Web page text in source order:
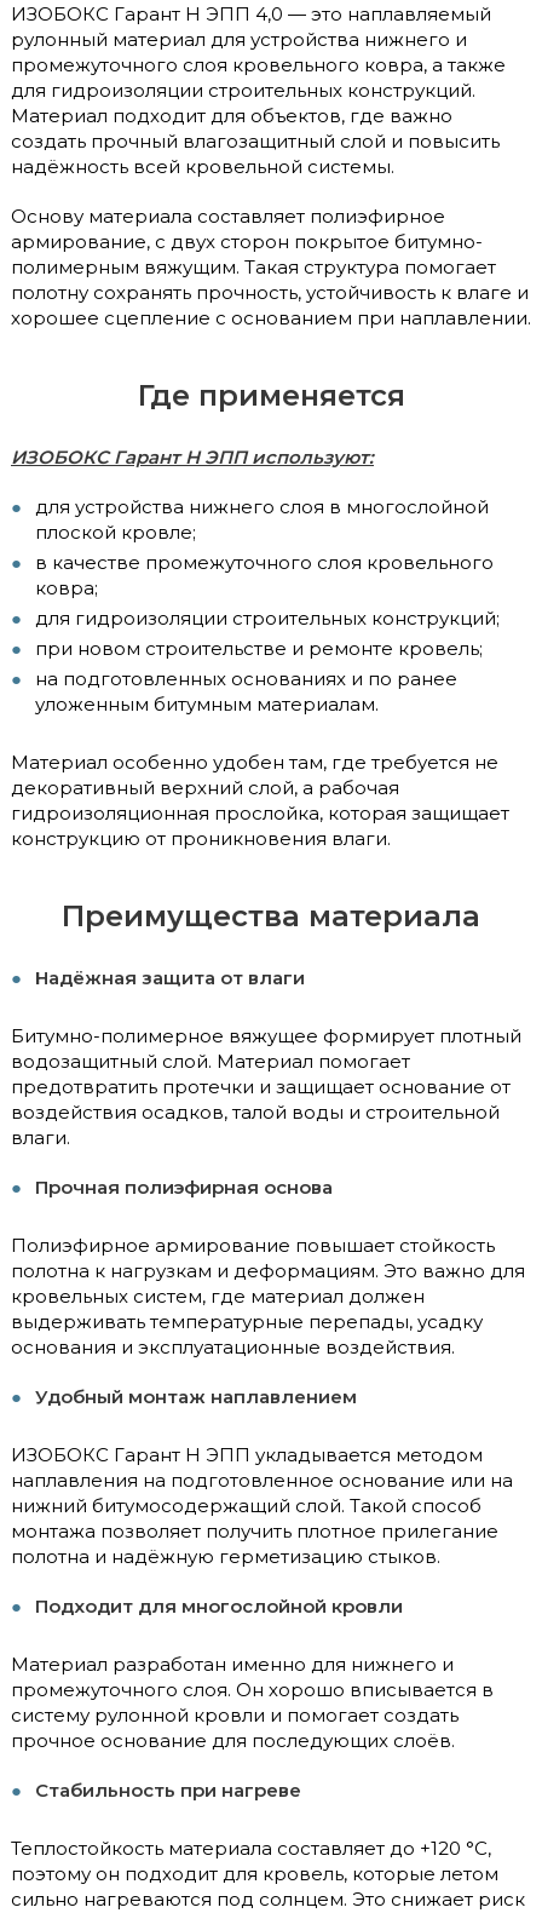
ИЗОБОКС Гарант Н ЭПП 4,0 — это наплавляемый
рулонный материал для устройства нижнего и
промежуточного слоя кровельного ковра, а также
для гидроизоляции строительных конструкций.
Материал подходит для объектов, где важно
создать прочный влагозащитный слой и повысить
надёжность всей кровельной системы.
Основу материала составляет полиэфирное
армирование, с двух сторон покрытое битумно-
полимерным вяжущим. Такая структура помогает
полотну сохранять прочность, устойчивость к влаге и
хорошее сцепление с основанием при наплавлении.
Где применяется
ИЗОБОКС Гарант Н ЭПП используют:
для устройства нижнего слоя в многослойной
плоской кровле;
в качестве промежуточного слоя кровельного
ковра;
для гидроизоляции строительных конструкций;
при новом строительстве и ремонте кровель;
на подготовленных основаниях и по ранее
уложенным битумным материалам.
Материал особенно удобен там, где требуется не
декоративный верхний слой, а рабочая
гидроизоляционная прослойка, которая защищает
конструкцию от проникновения влаги.
Преимущества материала
Надёжная защита от влаги
Битумно-полимерное вяжущее формирует плотный
водозащитный слой. Материал помогает
предотвратить протечки и защищает основание от
воздействия осадков, талой воды и строительной
влаги.
Прочная полиэфирная основа
Полиэфирное армирование повышает стойкость
полотна к нагрузкам и деформациям. Это важно для
кровельных систем, где материал должен
выдерживать температурные перепады, усадку
основания и эксплуатационные воздействия.
Удобный монтаж наплавлением
ИЗОБОКС Гарант Н ЭПП укладывается методом
наплавления на подготовленное основание или на
нижний битумосодержащий слой. Такой способ
монтажа позволяет получить плотное прилегание
полотна и надёжную герметизацию стыков.
Подходит для многослойной кровли
Материал разработан именно для нижнего и
промежуточного слоя. Он хорошо вписывается в
систему рулонной кровли и помогает создать
прочное основание для последующих слоёв.
Стабильность при нагреве
Теплостойкость материала составляет до +120 °C,
поэтому он подходит для кровель, которые летом
сильно нагреваются под солнцем. Это снижает риск